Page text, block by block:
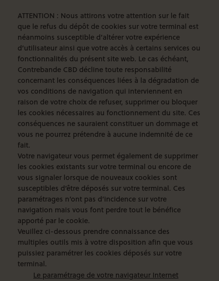
ATTENTION : Nous attirons votre attention sur le fait
que le refus du dépôt de cookies sur votre terminal est
néanmoins susceptible d’altérer votre expérience
d’utilisateur ainsi que votre accès à certains services ou
fonctionnalités du présent site web. Le cas échéant,
Contrebande CBD décline toute responsabilité
concernant les conséquences liées à la dégradation de
vos conditions de navigation qui interviennent en
raison de votre choix de refuser, supprimer ou bloquer
les cookies nécessaires au fonctionnement du site. Ces
conséquences ne sauraient constituer un dommage et
vous ne pourrez prétendre à aucune indemnité de ce
fait.
Votre navigateur vous permet également de supprimer
les cookies existants sur votre terminal ou encore de
vous signaler lorsque de nouveaux cookies sont
susceptibles d’être déposés sur votre terminal. Ces
paramétrages n’ont pas d’incidence sur votre
navigation mais vous font perdre tout le bénéfice
apporté par le cookie.
Veuillez ci-dessous prendre connaissance des
multiples outils mis à votre disposition afin que vous
puissiez paramétrer les cookies déposés sur votre
terminal.
Le paramétrage de votre navigateur Internet